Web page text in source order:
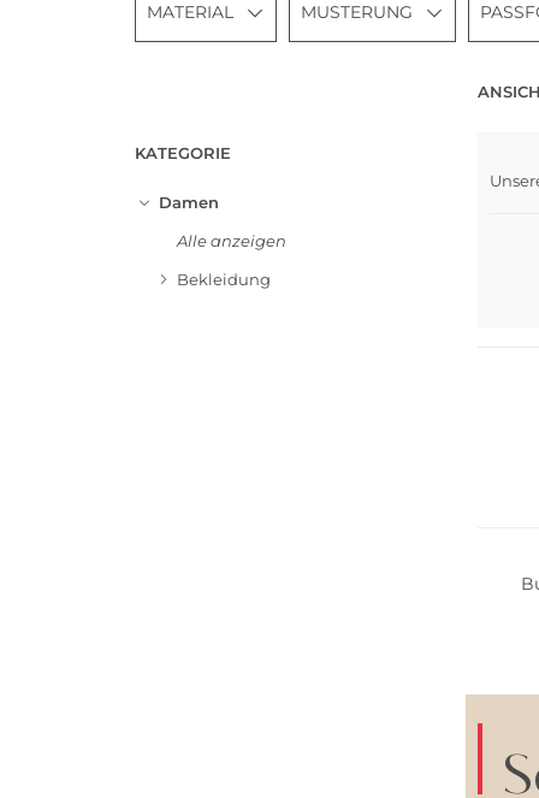
MATERIAL MUSTERUNG
KATEGORIE
Damen
Alle anzeigen
Bekleidung